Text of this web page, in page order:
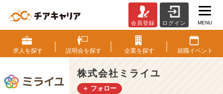
式
会
社
ミ
ラ
イ
会員登録 ログイン MENU
求人を探す 説明会を探す 企業を探す 就職イベント
株式会社ミライユ
＋ フォロー